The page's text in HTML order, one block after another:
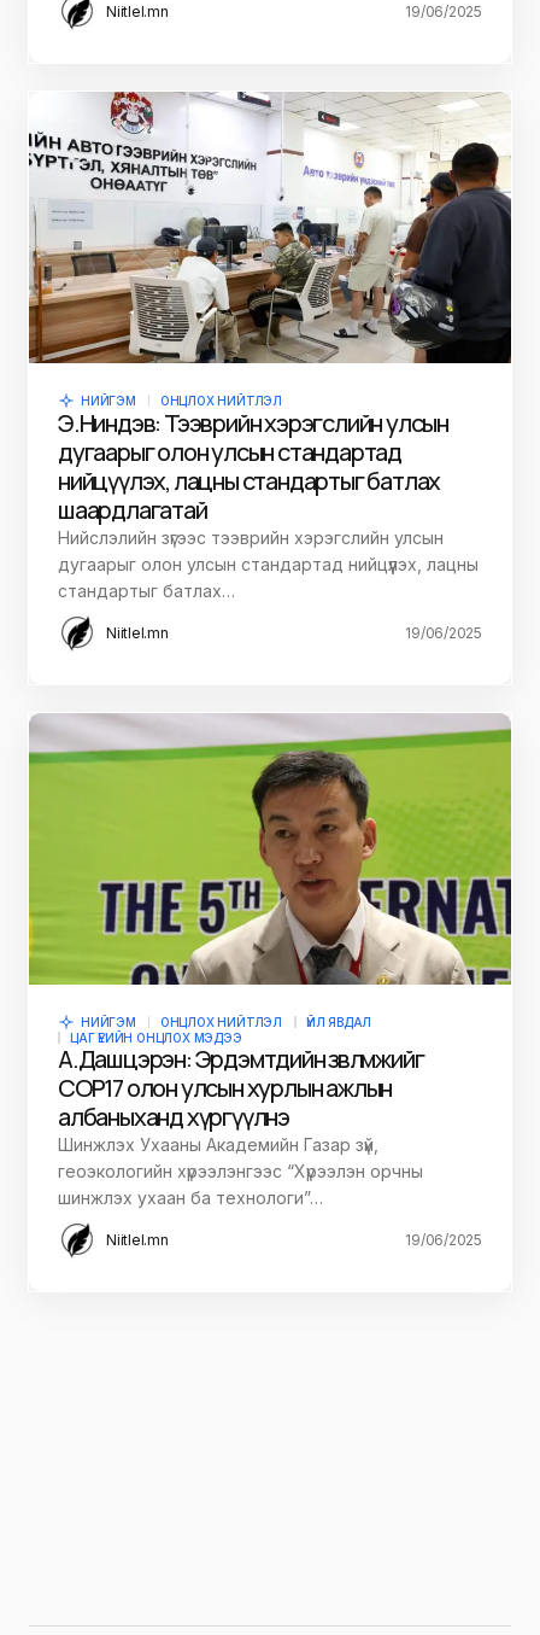
Niitlel.mn 19/06/2025
НИЙГЭМ ОНЦЛОХ НИЙТЛЭЛ
Э.Ниндэв: Тээврийн хэрэгслийн улсын
дугаарыг олон улсын стандартад
нийцүүлэх, лацны стандартыг батлах
шаардлагатай
Нийслэлийн зүгээс тээврийн хэрэгслийн улсын
дугаарыг олон улсын стандартад нийцүүлэх, лацны
стандартыг батлах…
Niitlel.mn 19/06/2025
НИЙГЭМ ОНЦЛОХ НИЙТЛЭЛ
ҮЙЛ ЯВДАЛ
ЦАГ ҮЕИЙН ОНЦЛОХ МЭДЭЭ
А.Дашцэрэн: Эрдэмтдийн зөвлөмжийг
СОР17 олон улсын хурлын ажлын
албаныханд хүргүүлнэ
Шинжлэх Ухааны Академийн Газар зүй,
геоэкологийн хүрээлэнгээс “Хүрээлэн орчны
шинжлэх ухаан ба технологи”…
Niitlel.mn 19/06/2025